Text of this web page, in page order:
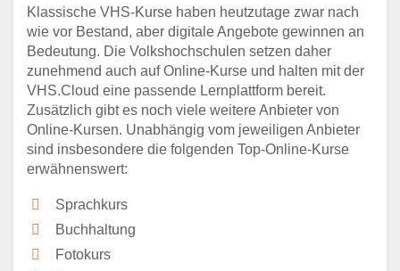
Klassische VHS-Kurse haben heutzutage zwar nach
wie vor Bestand, aber digitale Angebote gewinnen an
Bedeutung. Die Volkshochschulen setzen daher
zunehmend auch auf Online-Kurse und halten mit der
VHS.Cloud eine passende Lernplattform bereit.
Zusätzlich gibt es noch viele weitere Anbieter von
Online-Kursen. Unabhängig vom jeweiligen Anbieter
sind insbesondere die folgenden Top-Online-Kurse
erwähnenswert:
Sprachkurs
Buchhaltung
Fotokurs